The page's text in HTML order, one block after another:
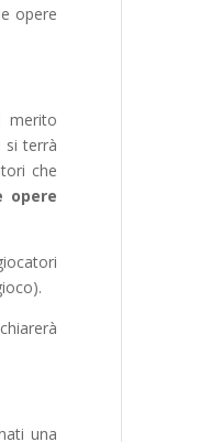
opere
merito
si terrà
che
opere
una